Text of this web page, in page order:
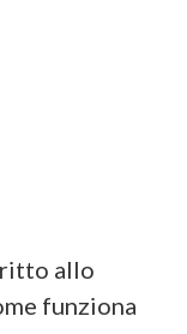
allo
funziona